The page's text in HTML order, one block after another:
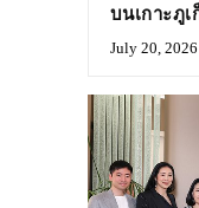
บนเกาะภูเ
July 20, 2026